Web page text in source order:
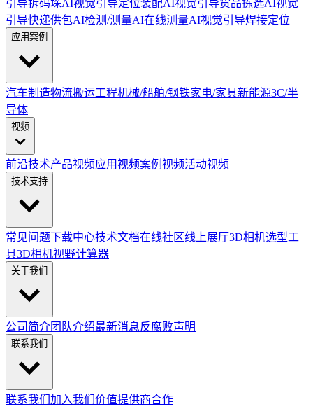
引导拆码垛AI视觉引导定位装配AI视觉引导货品拣选AI视觉
引导快递供包AI检测/测量AI在线测量AI视觉引导焊接定位
应用案例
汽车制造物流搬运工程机械/船舶/钢铁家电/家具新能源3C/半
导体
视频
前沿技术产品视频应用视频案例视频活动视频
技术支持
常见问题下载中心技术文档在线社区线上展厅3D相机选型工
具3D相机视野计算器
关于我们
公司简介团队介绍最新消息反腐败声明
联系我们
联系我们 加入我们 价值提供商合作